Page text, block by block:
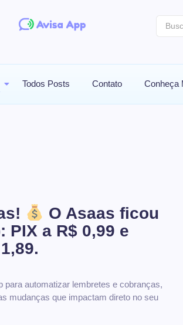
Todos Posts Contato Conheça
O Asaas ficou
PIX a R$ 0,99 e
para automatizar lembretes e cobranças,
mudanças que impactam direto no seu